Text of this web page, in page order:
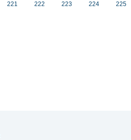
221 222 223 224
225